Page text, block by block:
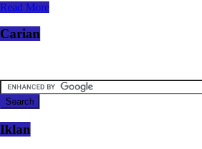
Read More
Carian
Iklan